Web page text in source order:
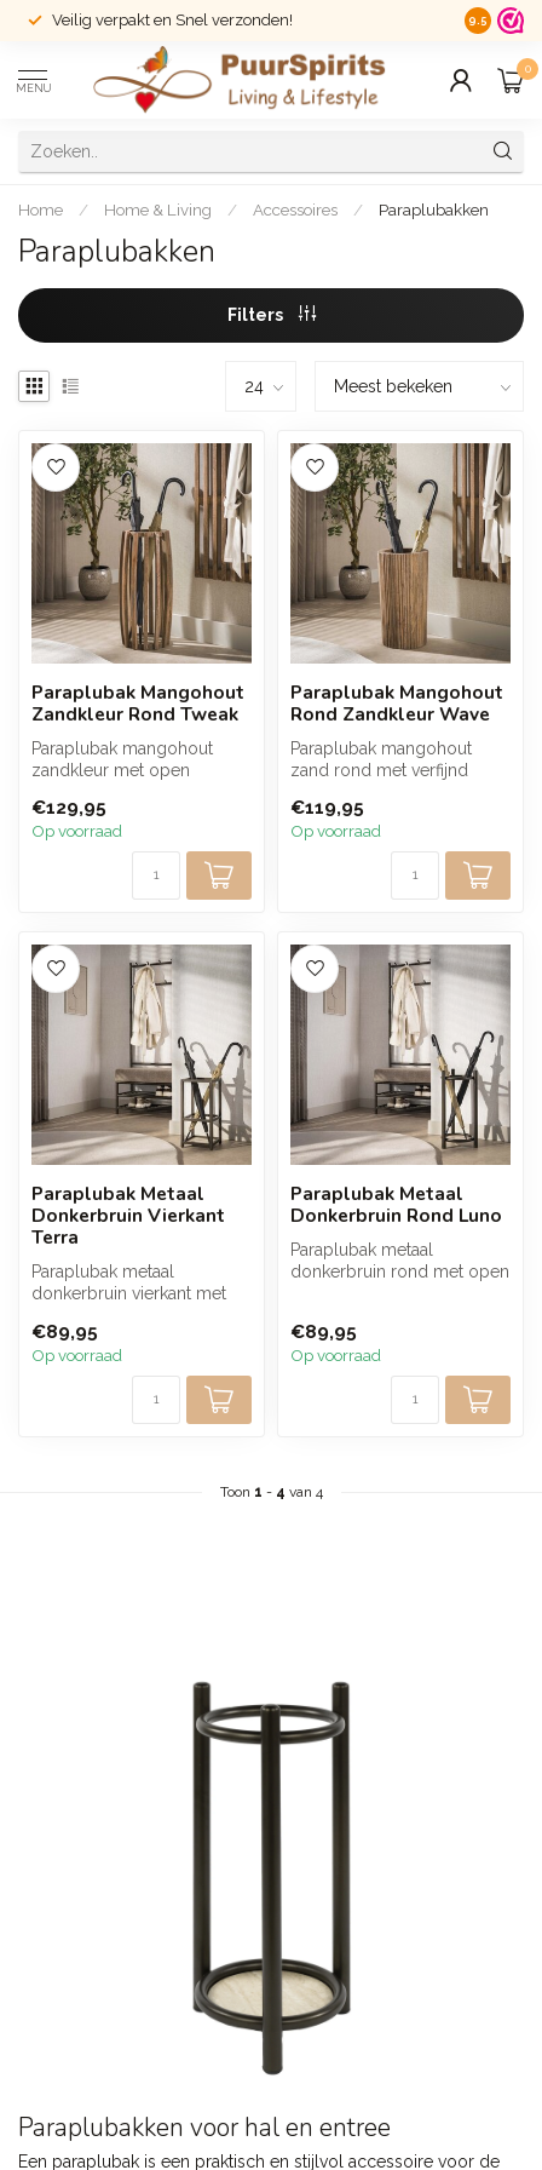
Veilig verpakt en Snel verzonden! 14 dagen
9.5
MENU
0
Home / Home & Living / Accessoires / Paraplubakken
Paraplubakken
Filters
Paraplubak Mangohout
Zandkleur Rond Tweak
Paraplubak mangohout
zandkleur met open
houttint en vert...
€129,95
Op voorraad
Paraplubak Mangohout
Rond Zandkleur Wave
Paraplubak mangohout
zand rond met verfijnd
houttint en ve...
€119,95
Op voorraad
Paraplubak Metaal
Donkerbruin Vierkant
Terra
Paraplubak metaal
donkerbruin vierkant met
lijnen en warm...
€89,95
Op voorraad
Paraplubak Metaal
Donkerbruin Rond Luno
Paraplubak metaal
donkerbruin rond met open
€89,95
Op voorraad
Toon 1 - 4 van 4
Paraplubakken voor hal en entree
Een paraplubak is een praktisch en stijlvol accessoire voor de